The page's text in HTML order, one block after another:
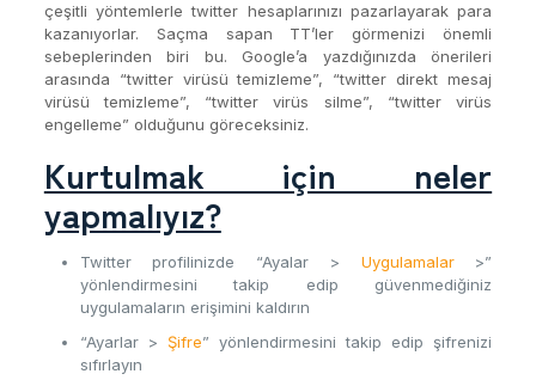
çeşitli yöntemlerle twitter hesaplarınızı pazarlayarak para
kazanıyorlar. Saçma sapan TT’ler görmenizi önemli
sebeplerinden biri bu. Google’a yazdığınızda önerileri
arasında “twitter virüsü temizleme”, “twitter direkt mesaj
virüsü temizleme”, “twitter virüs silme”, “twitter virüs
engelleme” olduğunu göreceksiniz.
Kurtulmak için neler
yapmalıyız?
Twitter profilinizde “Ayalar > Uygulamalar>”
yönlendirmesini takip edip güvenmediğiniz
uygulamaların erişimini kaldırın
“Ayarlar > Şifre” yönlendirmesini takip edip şifrenizi
sıfırlayın